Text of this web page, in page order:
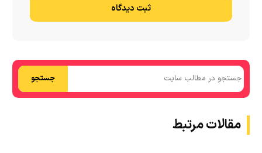
ثبت دیدگاه
جستجو
مقالات مرتبط